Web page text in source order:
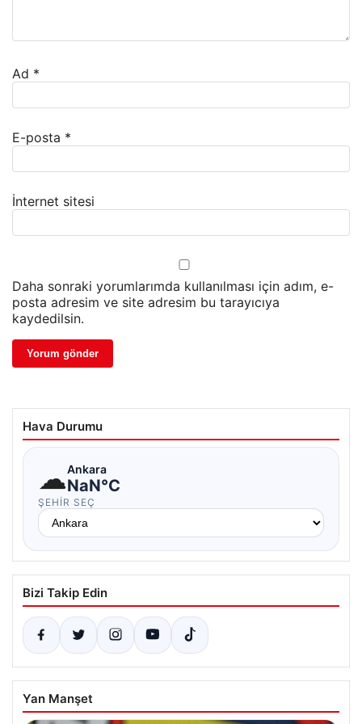
Ad *
E-posta *
İnternet sitesi
Daha sonraki yorumlarımda kullanılması için adım, e-
posta adresim ve site adresim bu tarayıcıya
kaydedilsin.
Hava Durumu
☁Ankara
NaN°C
ŞEHIR SEÇ
Bizi Takip Edin
Yan Manşet